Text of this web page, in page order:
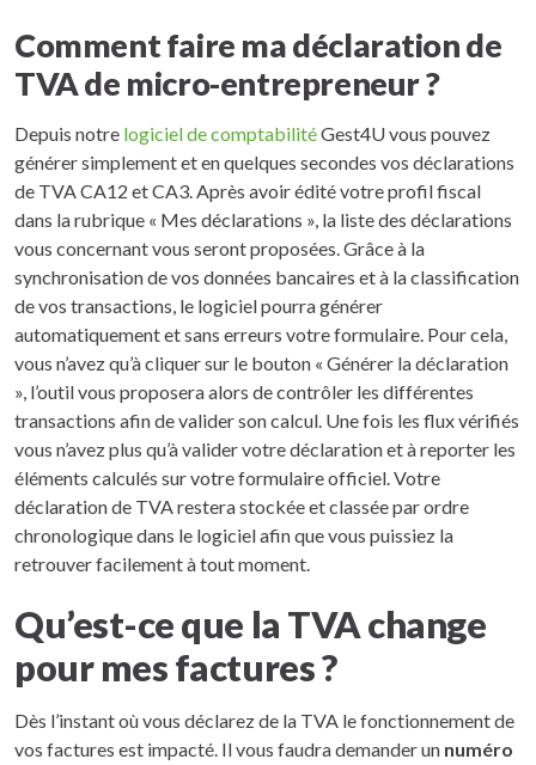
Comment faire ma déclaration de
TVA de micro-entrepreneur ?
Depuis notre logiciel de comptabilitéGest4U vous pouvez
générer simplement et en quelques secondes vos déclarations
de TVA CA12 et CA3. Après avoir édité votre profil fiscal
dans la rubrique « Mes déclarations », la liste des déclarations
vous concernant vous seront proposées. Grâce à la
synchronisation de vos données bancaires et à la classification
de vos transactions, le logiciel pourra générer
automatiquement et sans erreurs votre formulaire. Pour cela,
vous n’avez qu’à cliquer sur le bouton « Générer la déclaration
», l’outil vous proposera alors de contrôler les différentes
transactions afin de valider son calcul. Une fois les flux vérifiés
vous n’avez plus qu’à valider votre déclaration et à reporter les
éléments calculés sur votre formulaire officiel. Votre
déclaration de TVA restera stockée et classée par ordre
chronologique dans le logiciel afin que vous puissiez la
retrouver facilement à tout moment.
Qu’est-ce que la TVA change
pour mes factures ?
Dès l’instant où vous déclarez de la TVA le fonctionnement de
vos factures est impacté. Il vous faudra demander un numéro